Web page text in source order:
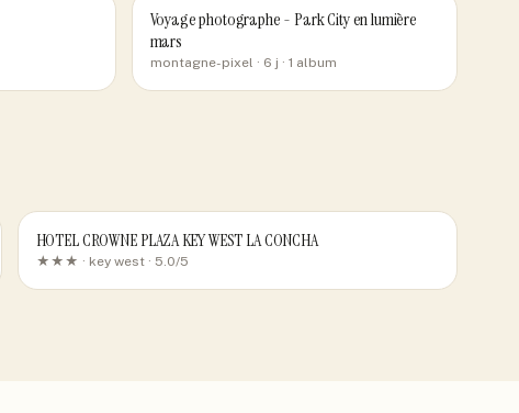
Voyage photographe - Park City en lumière
mars
montagne-pixel · 6 j · 1 album
HOTEL CROWNE PLAZA KEY WEST LA CONCHA
★★★ · key west· 5.0/5